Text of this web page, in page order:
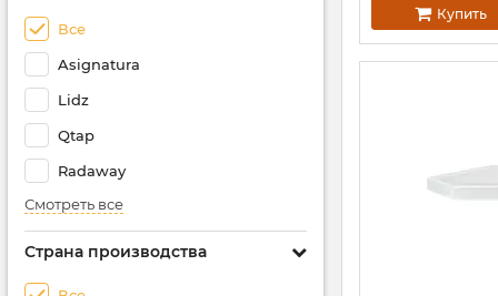
Все
Asignatura
Lidz
Qtap
Radaway
Смотреть все
Страна производства
Купить